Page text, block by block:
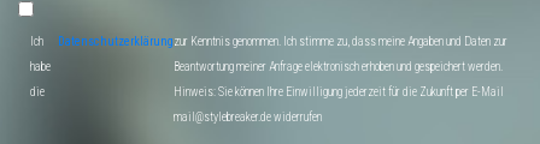
Ich
habe
die
Datenschutzerklärungzur Kenntnis genommen. Ich stimme zu, dass meine Angaben und Daten zur
Beantwortung meiner Anfrage elektronisch erhoben und gespeichert werden.
Hinweis: Sie können Ihre Einwilligung jederzeit für die Zukunft per E-Mail
mail@stylebreaker.de widerrufen